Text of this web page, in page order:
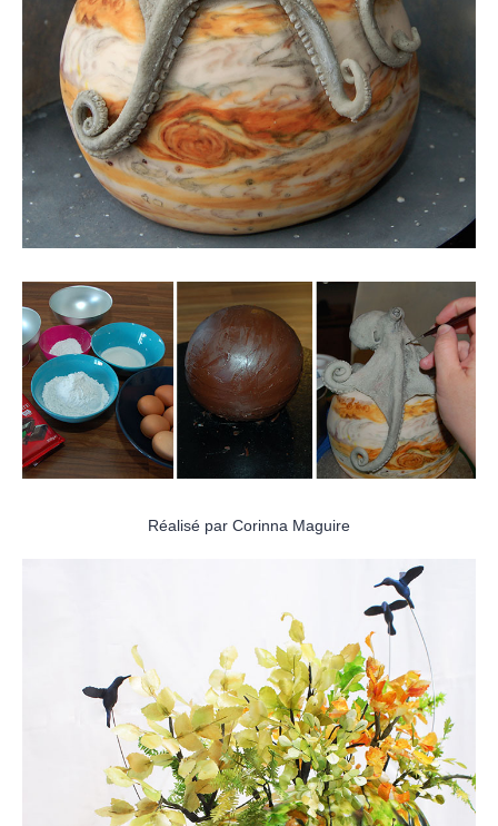
Réalisé par Corinna Maguire